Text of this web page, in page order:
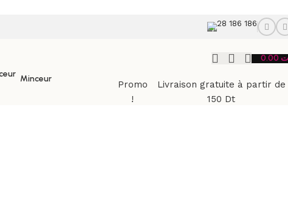
28 186 186
Minceur
Promo
!
Livraison gratuite à partir de
150 Dt